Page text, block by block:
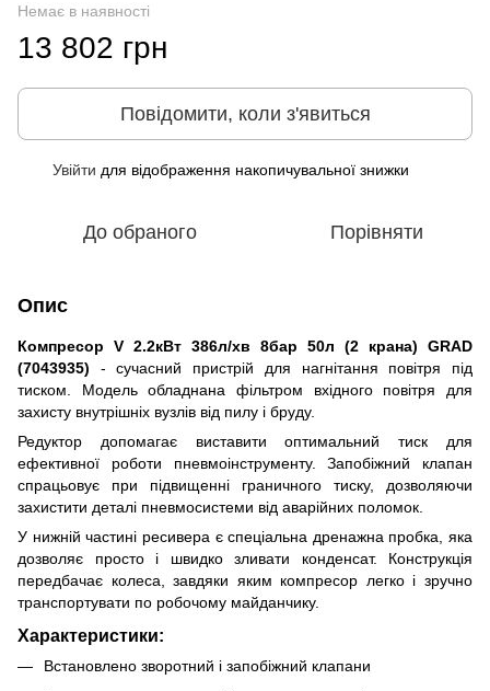
Немає в наявності
13 802 грн
Повідомити, коли з'явиться
Увійти для відображення накопичувальної знижки
До обраного Порівняти
Опис
Компресор V 2.2кВт 386л/хв 8бар 50л (2 крана) GRAD
(7043935) - сучасний пристрій для нагнітання повітря під
тиском. Модель обладнана фільтром вхідного повітря для
захисту внутрішніх вузлів від пилу і бруду.
Редуктор допомагає виставити оптимальний тиск для
ефективної роботи пневмоінструменту. Запобіжний клапан
спрацьовує при підвищенні граничного тиску, дозволяючи
захистити деталі пневмосистеми від аварійних поломок.
У нижній частині ресивера є спеціальна дренажна пробка, яка
дозволяє просто і швидко зливати конденсат. Конструкція
передбачає колеса, завдяки яким компресор легко і зручно
транспортувати по робочому майданчику.
Характеристики:
Встановлено зворотний і запобіжний клапани